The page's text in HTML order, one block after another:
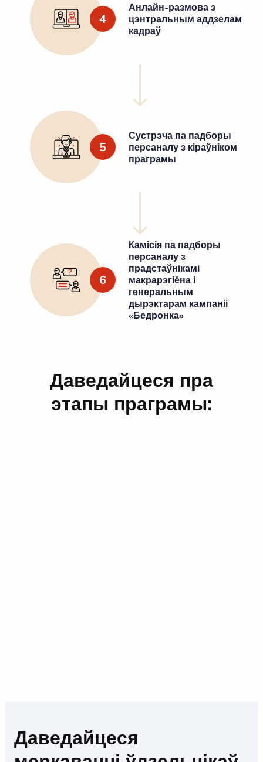
4
Анлайн-размова з
цэнтральным аддзелам
кадраў
5
Сустрэча па падборы
персаналу з кіраўніком
праграмы
6
Камісія па падборы
персаналу з
прадстаўнікамі
макрарэгіёна і
генеральным
дырэктарам кампаніі
«Бедронка»
Даведайцеся пра
этапы праграмы:
Даведайцеся